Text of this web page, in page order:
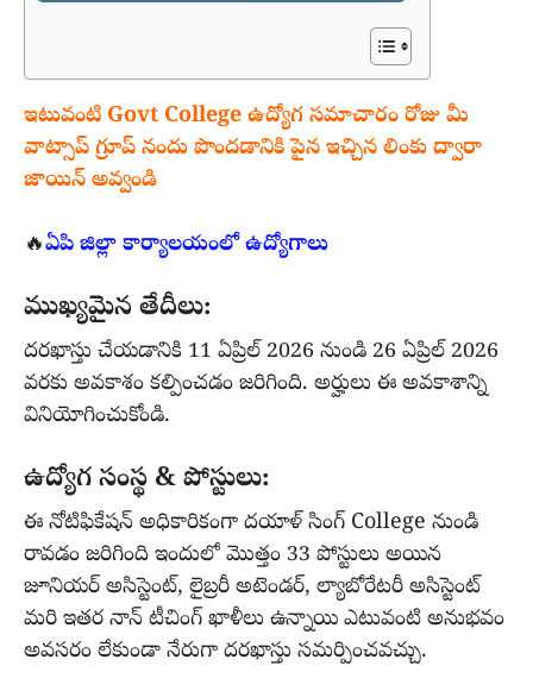
ఇటువంటి Govt College ఉద్యోగ సమాచారం రోజు మీ
వాట్సాప్ గ్రూప్ నందు పొందడానికి పైన ఇచ్చిన లింకు ద్వారా
జాయిన్ అవ్వండి
🔥ఏపి జిల్లా కార్యాలయంలో ఉద్యోగాలు
ముఖ్యమైన తేదీలు:
దరఖాస్తు చేయడానికి 11 ఏప్రిల్ 2026 నుండి 26 ఏప్రిల్ 2026
వరకు అవకాశం కల్పించడం జరిగింది. అర్హులు ఈ అవకాశాన్ని
వినియోగించుకోండి.
ఉద్యోగ సంస్థ & పోస్టులు:
ఈ నోటిఫికేషన్ అధికారికంగా దయాళ్ సింగ్ College నుండి
రావడం జరిగింది ఇందులో మొత్తం 33 పోస్టులు అయిన
జూనియర్ అసిస్టెంట్, లైబ్రరీ అటెండర్, ల్యాబోరేటరీ అసిస్టెంట్
మరి ఇతర నాన్ టీచింగ్ ఖాళీలు ఉన్నాయి ఎటువంటి అనుభవం
అవసరం లేకుండా నేరుగా దరఖాస్తు సమర్పించవచ్చు.